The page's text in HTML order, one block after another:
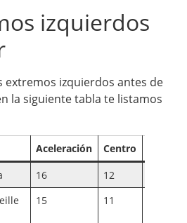
izquierdos
extremos izquierdos antes de
la siguiente tabla te listamos
Aceleración Centro
16 12
15 11